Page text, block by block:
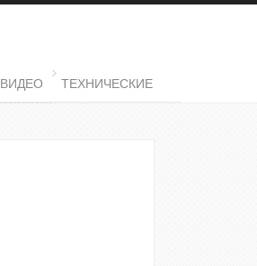
ВИДЕО ТЕХНИЧЕСКИЕ